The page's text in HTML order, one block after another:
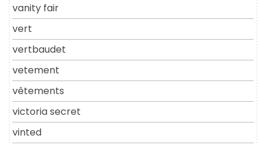
vanity fair
vert
vertbaudet
vetement
vêtements
victoria secret
vinted